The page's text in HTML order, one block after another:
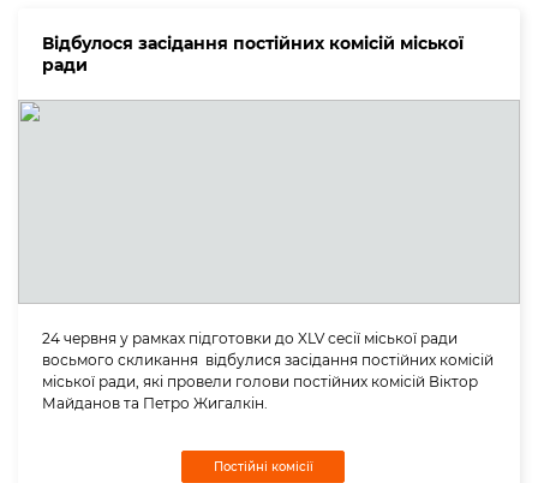
Відбулося засідання постійних комісій міської
ради
24 червня у рамках підготовки до XLV сесії міської ради
восьмого скликання відбулися засідання постійних комісій
міської ради, які провели голови постійних комісій Віктор
Майданов та Петро Жигалкін.
Постійні комісії